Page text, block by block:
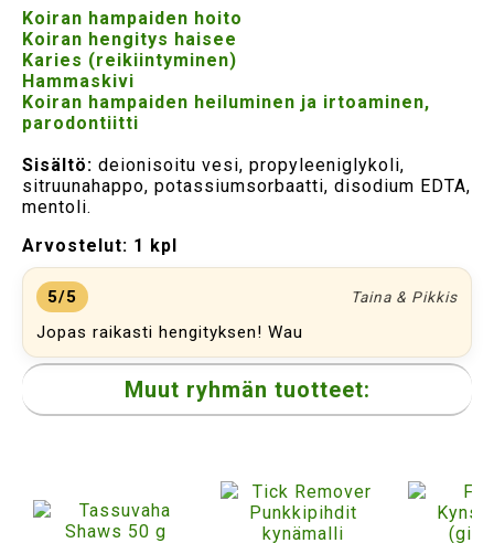
Koiran hampaiden hoito
Koiran hengitys haisee
Karies (reikiintyminen)
Hammaskivi
Koiran hampaiden heiluminen ja irtoaminen,
parodontiitti
Sisältö: deionisoitu vesi, propyleeniglykoli,
sitruunahappo, potassiumsorbaatti, disodium EDTA,
mentoli.
Arvostelut: 1 kpl
5/5 Taina & Pikkis
Jopas raikasti hengityksen! Wau
Muut ryhmän tuotteet: